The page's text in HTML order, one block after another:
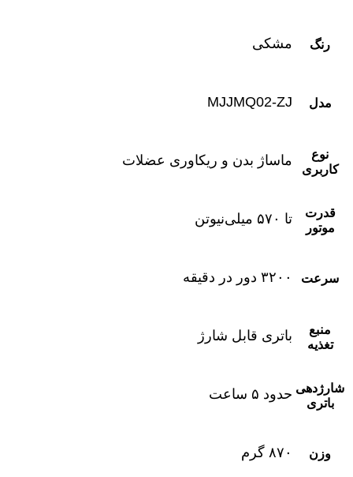
رنگ مشکی
مدل MJJMQ02-ZJ
نوع
کاربری
ماساژ بدن و ریکاوری عضلات
قدرت
موتور
تا ۵۷۰ میلی‌نیوتن
سرعت ۳۲۰۰ دور در دقیقه
منبع
تغذیه
باتری قابل شارژ
شارژدهی
باتری
حدود ۵ ساعت
وزن ۸۷۰ گرم